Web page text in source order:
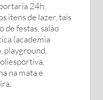
24h,
itens de lazer, tais
de festas, salão
(academia
playground,
na mata e